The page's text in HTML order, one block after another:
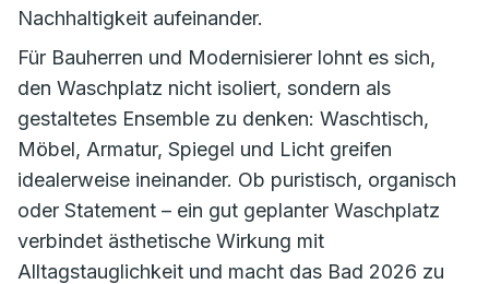
Nachhaltigkeit aufeinander.
Für Bauherren und Modernisierer lohnt es sich,
den Waschplatz nicht isoliert, sondern als
gestaltetes Ensemble zu denken: Waschtisch,
Möbel, Armatur, Spiegel und Licht greifen
idealerweise ineinander. Ob puristisch, organisch
oder Statement – ein gut geplanter Waschplatz
verbindet ästhetische Wirkung mit
Alltagstauglichkeit und macht das Bad 2026 zu